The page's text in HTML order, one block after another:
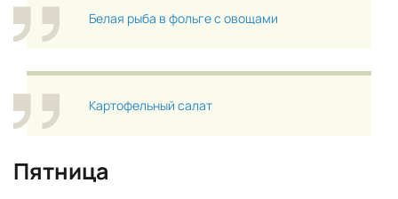
Белая рыба в фольге с овощами
Картофельный салат
Пятница